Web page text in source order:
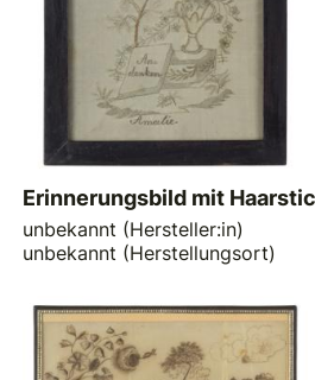
Erinnerungsbild mit
unbekannt (Hersteller:in)
unbekannt (Herstellungsort)